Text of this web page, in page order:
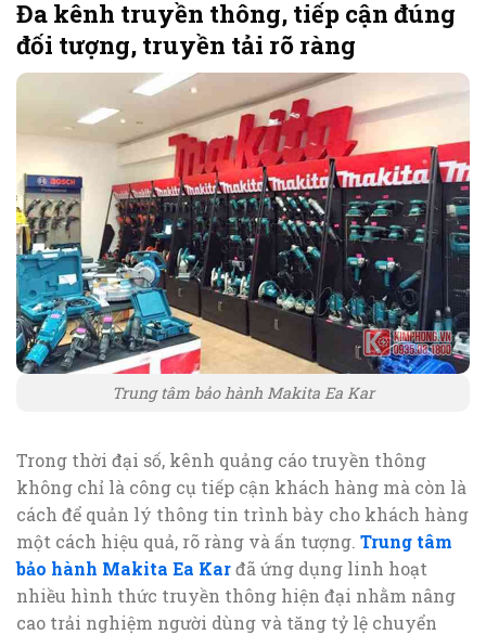
Đa kênh truyền thông, tiếp cận đúng
đối tượng, truyền tải rõ ràng
Trung tâm bảo hành Makita Ea Kar
Trong thời đại số, kênh quảng cáo truyền thông
không chỉ là công cụ tiếp cận khách hàng mà còn là
cách để quản lý thông tin trình bày cho khách hàng
một cách hiệu quả, rõ ràng và ấn tượng. Trung tâm
bảo hành Makita Ea Karđã ứng dụng linh hoạt
nhiều hình thức truyền thông hiện đại nhằm nâng
cao trải nghiệm người dùng và tăng tỷ lệ chuyển